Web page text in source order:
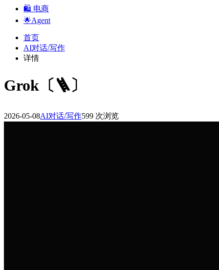
🛍️ 电商
🌟Agent
首页
AI对话/写作
详情
Grok〔🪜〕
2026-05-08AI对话/写作599 次浏览